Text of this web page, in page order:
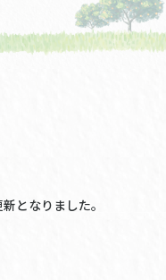
となりました。